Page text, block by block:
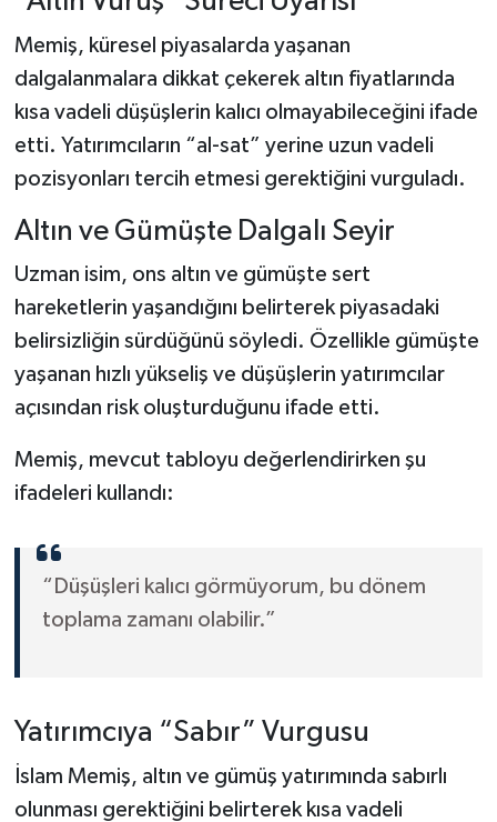
Memiş, küresel piyasalarda yaşanan
dalgalanmalara dikkat çekerek altın fiyatlarında
kısa vadeli düşüşlerin kalıcı olmayabileceğini ifade
etti. Yatırımcıların “al-sat” yerine uzun vadeli
pozisyonları tercih etmesi gerektiğini vurguladı.
Altın ve Gümüşte Dalgalı Seyir
Uzman isim, ons altın ve gümüşte sert
hareketlerin yaşandığını belirterek piyasadaki
belirsizliğin sürdüğünü söyledi. Özellikle gümüşte
yaşanan hızlı yükseliş ve düşüşlerin yatırımcılar
açısından risk oluşturduğunu ifade etti.
Memiş, mevcut tabloyu değerlendirirken şu
ifadeleri kullandı:
“Düşüşleri kalıcı görmüyorum, bu dönem
toplama zamanı olabilir.”
Yatırımcıya “Sabır” Vurgusu
İslam Memiş, altın ve gümüş yatırımında sabırlı
olunması gerektiğini belirterek kısa vadeli